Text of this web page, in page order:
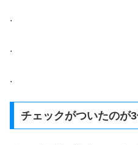
.
.
.
チェックがついたのが